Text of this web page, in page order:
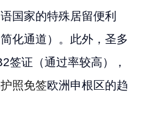
国家的特殊居留便利
化通道）。此外，圣多
签证（通过率较高），
护照免签欧洲申根区的趋